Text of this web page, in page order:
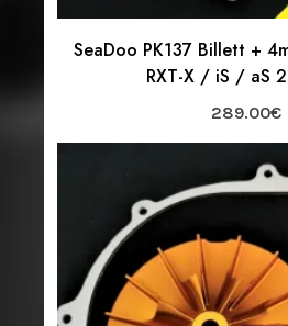
SeaDoo PK137 Billett +
RXT-X / iS / aS
289.00€